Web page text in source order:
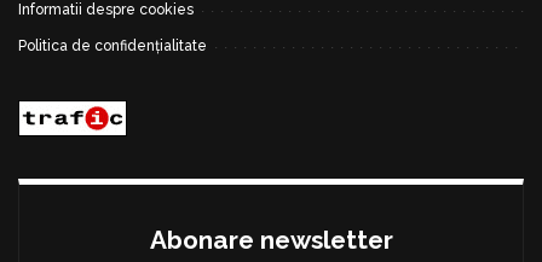
Informatii despre cookies
Politica de confidențialitate
Abonare newsletter